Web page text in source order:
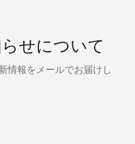
せについて
情報をメールでお届けし